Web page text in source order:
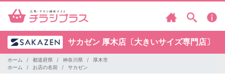
サカゼン 厚木店〔大きいサイズ専門店〕
ホーム 都道府県 神奈川県
厚木市
ホーム
お店の名前 サカゼン